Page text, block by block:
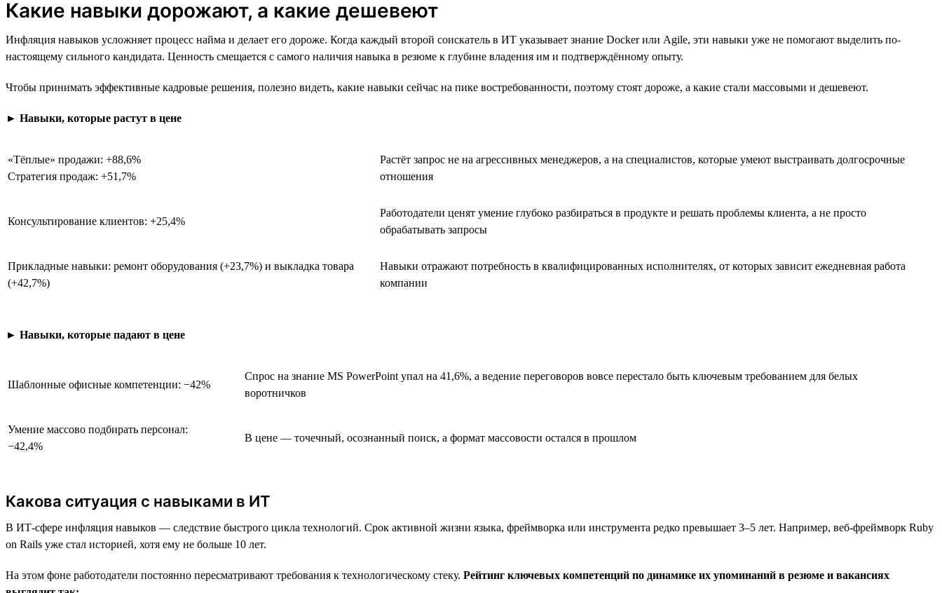
Какие навыки дорожают, а какие дешевеют
Инфляция навыков усложняет процесс найма и делает его дороже. Когда каждый второй соискатель в ИТ указывает знание Docker или Agile, эти навыки уже не помогают выделить по-
настоящему сильного кандидата. Ценность смещается с самого наличия навыка в резюме к глубине владения им и подтверждённому опыту.
Чтобы принимать эффективные кадровые решения, полезно видеть, какие навыки сейчас на пике востребованности, поэтому стоят дороже, а какие стали массовыми и дешевеют.
► Навыки, которые растут в цене
«Тёплые» продажи: +88,6%
Стратегия продаж: +51,7%
Растёт запрос не на агрессивных менеджеров, а на специалистов, которые умеют выстраивать долгосрочные
отношения
Консультирование клиентов: +25,4%
Работодатели ценят умение глубоко разбираться в продукте и решать проблемы клиента, а не просто
обрабатывать запросы
Прикладные навыки: ремонт оборудования (+23,7%) и выкладка товара
(+42,7%)
Навыки отражают потребность в квалифицированных исполнителях, от которых зависит ежедневная работа
компании
► Навыки, которые падают в цене
Шаблонные офисные компетенции: −42%
Спрос на знание MS PowerPoint упал на 41,6%, а ведение переговоров вовсе перестало быть ключевым требованием для белых
воротничков
Умение массово подбирать персонал:
−42,4%
В цене — точечный, осознанный поиск, а формат массовости остался в прошлом
Какова ситуация с навыками в ИТ
В ИТ-сфере инфляция навыков — следствие быстрого цикла технологий. Срок активной жизни языка, фреймворка или инструмента редко превышает 3–5 лет. Например, веб-фреймворк Ruby
on Rails уже стал историей, хотя ему не больше 10 лет.
На этом фоне работодатели постоянно пересматривают требования к технологическому стеку. Рейтинг ключевых компетенций по динамике их упоминаний в резюме и вакансиях